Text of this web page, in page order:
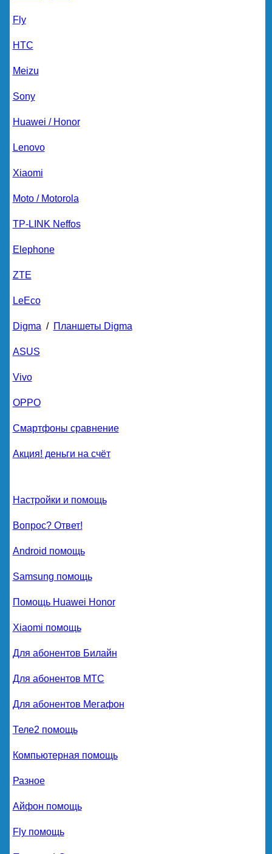
Fly
HTC
Meizu
Sony
Huawei / Honor
Lenovo
Xiaomi
Moto / Motorola
TP-LINK Neffos
Elephone
ZTE
LeEco
Digma / Планшеты Digma
ASUS
Vivo
OPPO
Смартфоны сравнение
Акция! деньги на счёт
Настройки и помощь
Вопрос? Ответ!
Android помощь
Samsung помощь
Помощь Huawei Honor
Xiaomi помощь
Для абонентов Билайн
Для абонентов МТС
Для абонентов Мегафон
Теле2 помощь
Компьютерная помощь
Разное
Айфон помощь
Fly помощь